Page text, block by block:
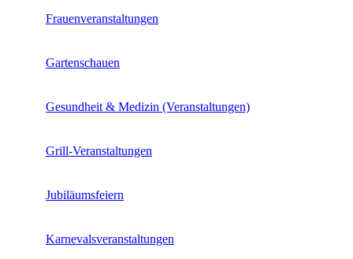
Frauenveranstaltungen
Gartenschauen
Gesundheit & Medizin (Veranstaltungen)
Grill-Veranstaltungen
Jubiläumsfeiern
Karnevalsveranstaltungen